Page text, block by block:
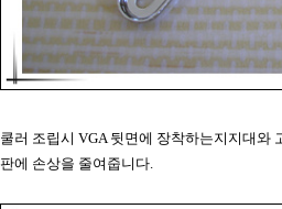
쿨러 조립시 VGA 뒷면에 장착하는지지대와
판에 손상을 줄여줍니다.